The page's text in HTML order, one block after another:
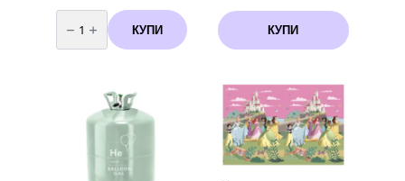
количество
за
Парти
покривка
КУПИ КУПИ